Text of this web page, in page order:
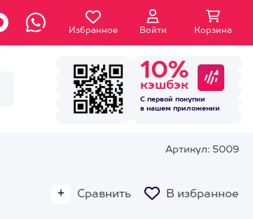
Избранное Войти Корзина
10%
кэшбэк
С первой покупки
в нашем приложении
Артикул: 5009
Сравнить В избранное